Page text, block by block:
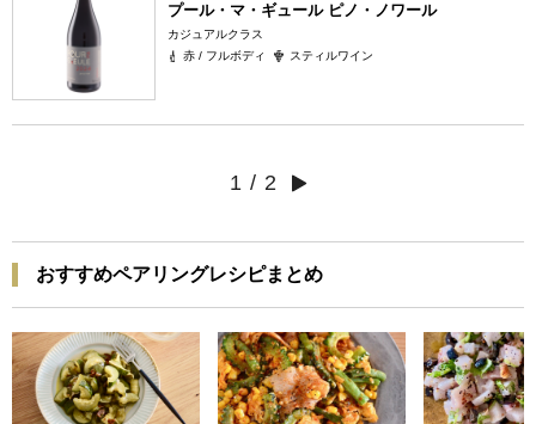
プール・マ・ギュール ピノ・ノワール
カジュアルクラス
赤 / フルボディ
スティルワイン
1 / 2
おすすめペアリングレシピまとめ